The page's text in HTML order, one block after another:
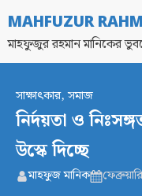
MAHFUZUR
মাহফুজুর রহমান মানিকের
সাক্ষাৎকার,সমাজ
নির্দয়তা ও
উস্কে দিচ্ছে
মাহফুজ মানিক